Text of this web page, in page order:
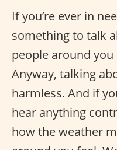
If you’re ever in
something to talk
people around
Anyway, talking
harmless. And if
hear anything
how the weather